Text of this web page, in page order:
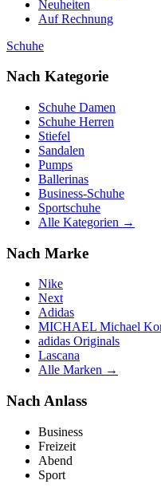
Neuheiten
Auf Rechnung
Schuhe
Nach Kategorie
Schuhe Damen
Schuhe Herren
Stiefel
Sandalen
Pumps
Ballerinas
Business-Schuhe
Sportschuhe
Alle Kategorien →
Nach Marke
Nike
Next
Adidas
MICHAEL Michael
adidas Originals
Lascana
Alle Marken →
Nach Anlass
Business
Freizeit
Abend
Sport